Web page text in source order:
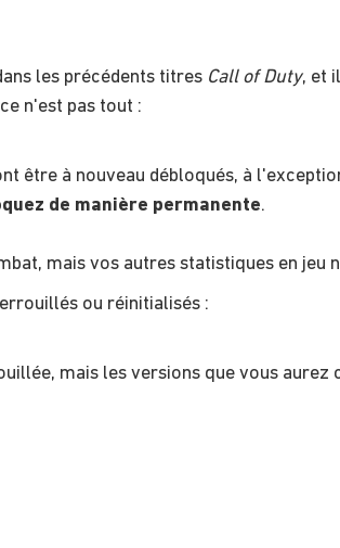
les précédents titres Call of Duty, et
n'est pas tout :
être à nouveau débloqués, à
de manière permanente.
mais vos autres statistiques en
ou réinitialisés :
mais les versions que vous